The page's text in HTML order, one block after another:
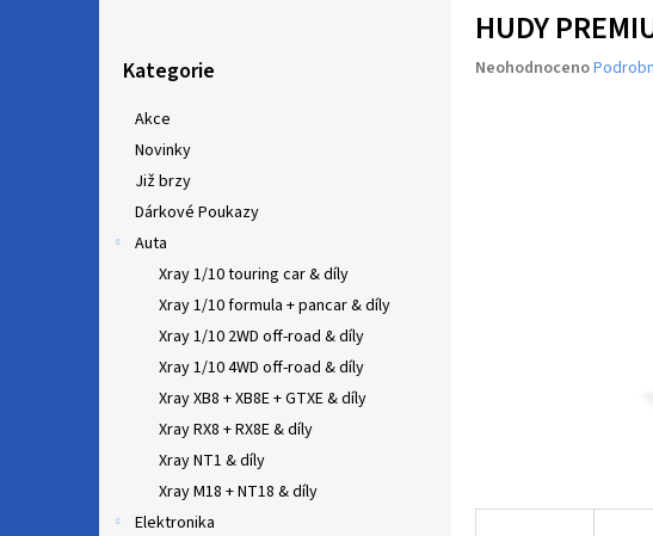
kategorie
Kategorie
Akce
Novinky
Již brzy
Dárkové Poukazy
Auta
Xray 1/10 touring car & díly
Xray 1/10 formula + pancar & díly
Xray 1/10 2WD off-road & díly
Xray 1/10 4WD off-road & díly
Xray XB8 + XB8E + GTXE & díly
Xray RX8 + RX8E & díly
Xray NT1 & díly
Xray M18 + NT18 & díly
Elektronika
HUDY
Průměrné
Neohodnoceno